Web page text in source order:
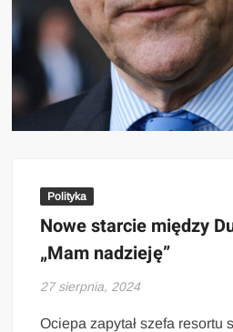
Polityka
Nowe starcie między
„Mam nadzieję”
27 sierpnia, 2024
Ociepa zapytał szefa resortu